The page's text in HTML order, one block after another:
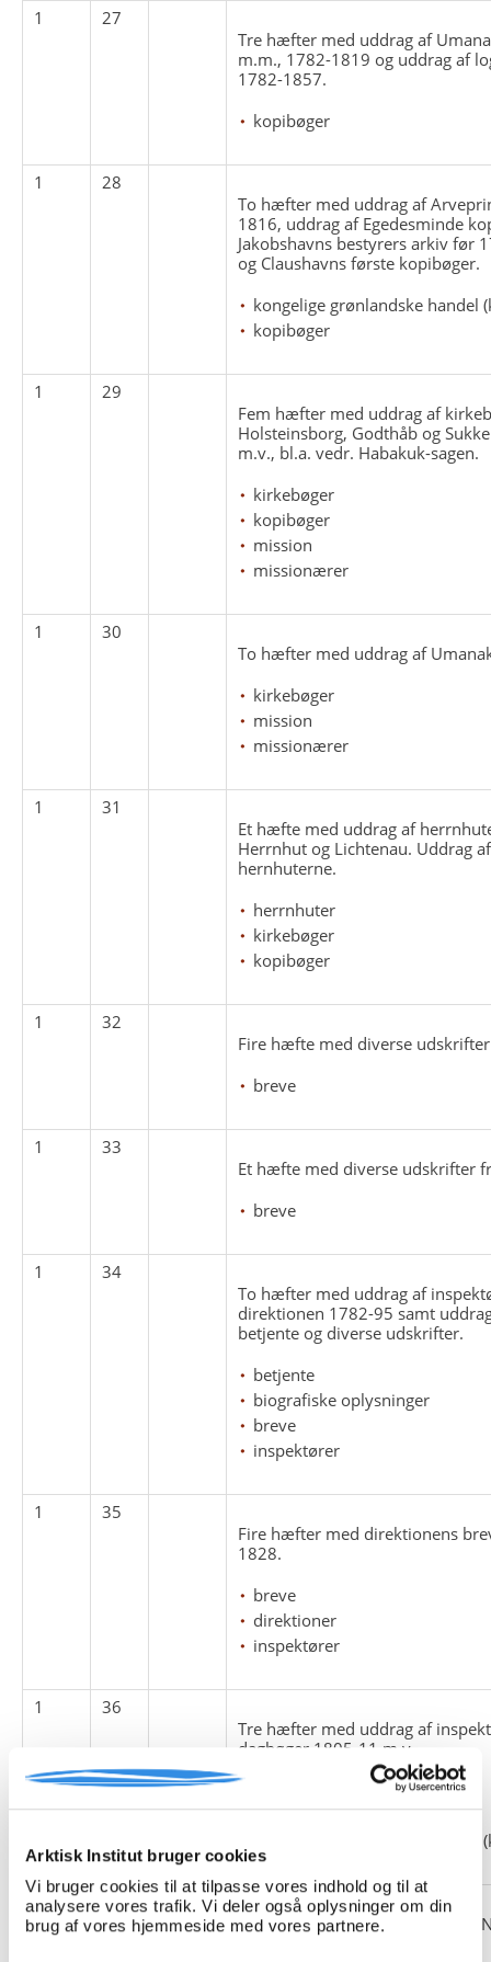
Arktisk Institut bruger cookies
Vi bruger cookies til at tilpasse vores indhold og til at
analysere vores trafik. Vi deler også oplysninger om din
brug af vores hjemmeside med vores partnere.
1
27
Tre hæfter med uddrag af
m.m., 1782-1819 og uddrag af
1782-1857.
kopibøger
1
28
To hæfter med uddrag af
1816, uddrag af Egedesminde
Jakobshavns bestyrers arkiv før
og Claushavns første kopibøger.
kongelige grønlandske handel
kopibøger
1
29
Fem hæfter med uddrag af
Holsteinsborg, Godthåb og
m.v., bl.a. vedr. Habakuk-sagen.
kirkebøger
kopibøger
mission
missionærer
1
30
To hæfter med uddrag af
kirkebøger
mission
missionærer
1
31
Et hæfte med uddrag af
Herrnhut og Lichtenau. Uddrag
hernhuterne.
herrnhuter
kirkebøger
kopibøger
1
32
Fire hæfte med diverse
breve
1
33
Et hæfte med diverse udskrifter
breve
1
34
To hæfter med uddrag af
direktionen 1782-95 samt
betjente og diverse udskrifter.
betjente
biografiske oplysninger
breve
inspektører
1
35
Fire hæfter med direktionens
1828.
breve
direktioner
inspektører
1
36
Tre hæfter med uddrag af
dagbøger 1805-11 m.v.
inspektører
kongelige grønlandske handel
1
37
Et hæfte med uddrag af Poul og
relationskontinuationer.